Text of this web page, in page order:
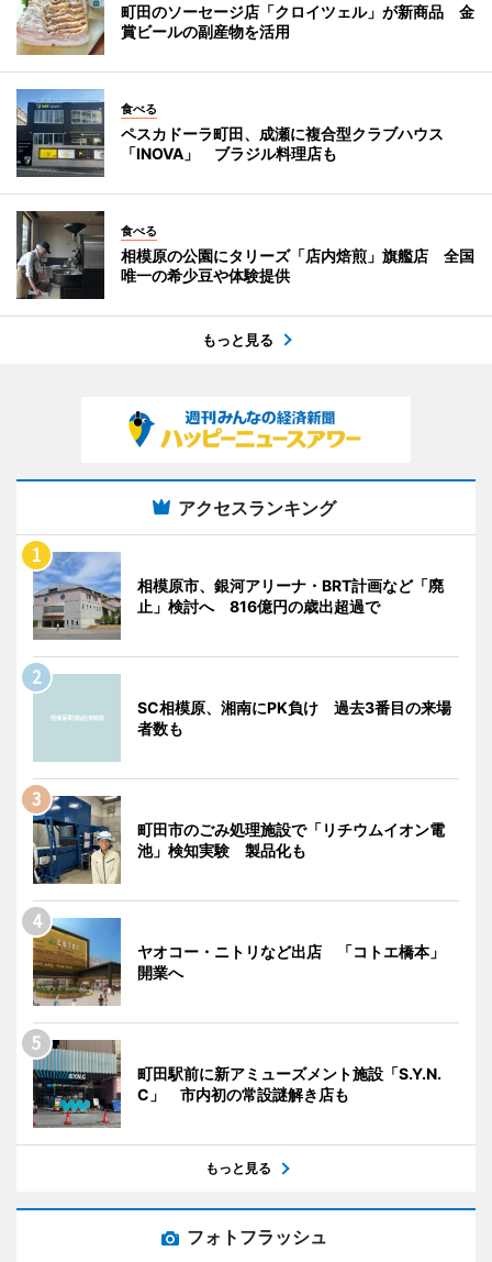
町田のソーセージ店「クロイツェル」が新商品 金
賞ビールの副産物を活用
食べる
ペスカドーラ町田、成瀬に複合型クラブハウス
「INOVA」 ブラジル料理店も
食べる
相模原の公園にタリーズ「店内焙煎」旗艦店 全国
唯一の希少豆や体験提供
もっと見る
アクセスランキング
相模原市、銀河アリーナ・BRT計画など「廃
止」検討へ 816億円の歳出超過で
SC相模原、湘南にPK負け 過去3番目の来場
者数も
町田市のごみ処理施設で「リチウムイオン電
池」検知実験 製品化も
ヤオコー・ニトリなど出店 「コトエ橋本」
開業へ
町田駅前に新アミューズメント施設「S.Y.N.
C」 市内初の常設謎解き店も
もっと見る
フォトフラッシュ